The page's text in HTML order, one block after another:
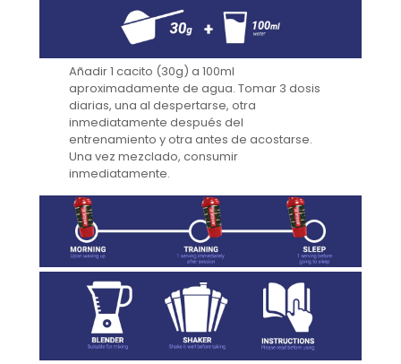
Añadir 1 cacito (30g) a 100ml
aproximadamente de agua. Tomar 3 dosis
diarias, una al despertarse, otra
inmediatamente después del
entrenamiento y otra antes de acostarse.
Una vez mezclado, consumir
inmediatamente.